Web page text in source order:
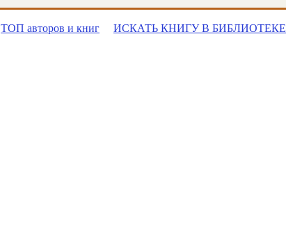
ТОП авторов и книг ИСКАТЬ КНИГУ В БИБЛИОТЕКЕ